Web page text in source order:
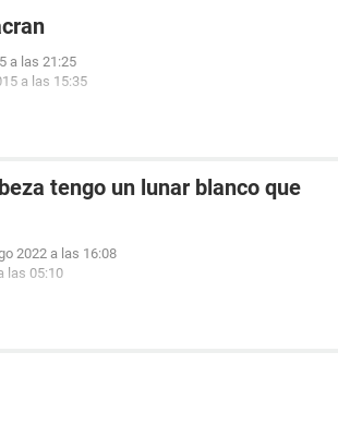
a las 21:25
a las 15:35
tengo un lunar blanco que
2022 a las 16:08
las 05:10